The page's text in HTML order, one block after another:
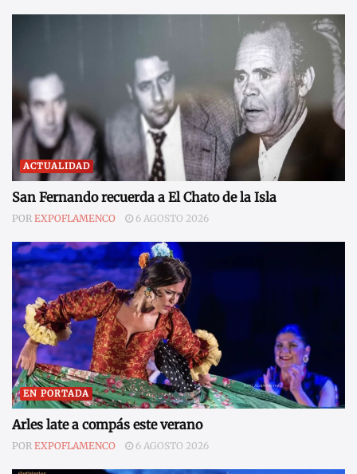
ACTUALIDAD
San Fernando recuerda a El Chato de la Isla
POR EXPOFLAMENCO 6 AGOSTO 2026
EN PORTADA
Arles late a compás este verano
POR EXPOFLAMENCO 6 AGOSTO 2026